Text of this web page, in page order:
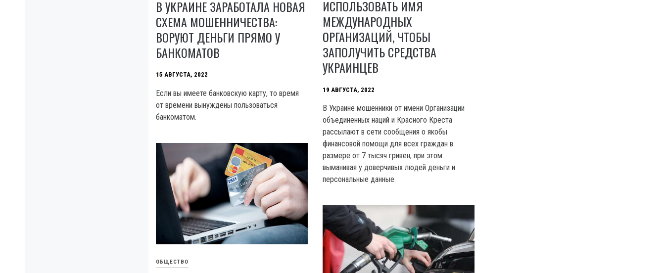
ИСПОЛЬЗОВАТЬ ИМЯ
МЕЖДУНАРОДНЫХ
ОРГАНИЗАЦИЙ, ЧТОБЫ
ЗАПОЛУЧИТЬ СРЕДСТВА
УКРАИНЦЕВ
19 АВГУСТА, 2022
В Украине мошенники от имени Организации
объединенных наций и Красного Креста
рассылают в сети сообщения о якобы
финансовой помощи для всех граждан в
размере от 7 тысяч гривен, при этом
выманивая у доверчивых людей деньги и
персональные данные.
В УКРАИНЕ ЗАРАБОТАЛА НОВАЯ
СХЕМА МОШЕННИЧЕСТВА:
ВОРУЮТ ДЕНЬГИ ПРЯМО У
БАНКОМАТОВ
15 АВГУСТА, 2022
Если вы имеете банковскую карту, то время
от времени вынуждены пользоваться
банкоматом.
ОБЩЕСТВО